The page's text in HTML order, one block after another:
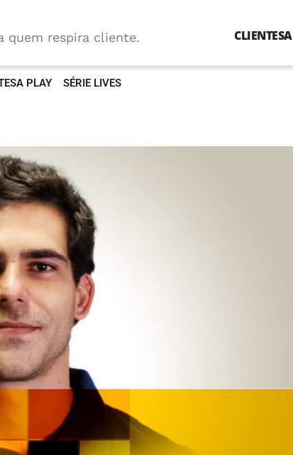
quem respira cliente. CLIENTESA
PLAY SÉRIE LIVES